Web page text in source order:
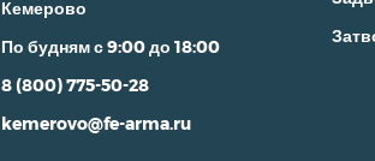
Кемерово
По будням с 9:00 до 18:00
8 (800) 775-50-28
kemerovo@fe-arma.ru